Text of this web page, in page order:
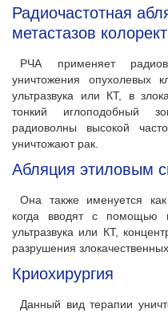
Радиочастотная
метастазов
РЧА применяет
уничтожения опухолевых
ультразвука или КТ, в
тонкий иглоподобный
радиоволны высокой
уничтожают рак.
Абляция этиловым
Она также именуется
когда вводят с помощью
ультразвука или КТ,
разрушения
Криохирургия
Данный вид терапии